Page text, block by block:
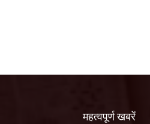
महत्वपूर्ण खबरें